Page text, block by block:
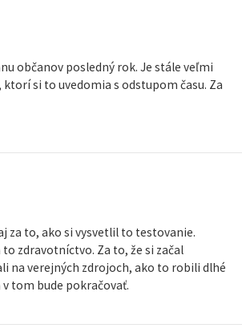
občanov posledný rok. Je stále veľmi
si to uvedomia s odstupom času. Za
za to, ako si vysvetlil to testovanie.
zdravotníctvo. Za to, že si začal
na verejných zdrojoch, ako to robili dlhé
v tom bude pokračovať.